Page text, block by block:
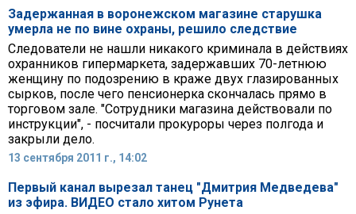
Задержанная в воронежском магазине старушка
умерла не по вине охраны, решило следствие
Следователи не нашли никакого криминала в действиях
охранников гипермаркета, задержавших 70-летнюю
женщину по подозрению в краже двух глазированных
сырков, после чего пенсионерка скончалась прямо в
торговом зале. "Сотрудники магазина действовали по
инструкции", - посчитали прокуроры через полгода и
закрыли дело.
13 сентября 2011 г., 14:02
Первый канал вырезал танец "Дмитрия Медведева"
из эфира. ВИДЕО стало хитом Рунета